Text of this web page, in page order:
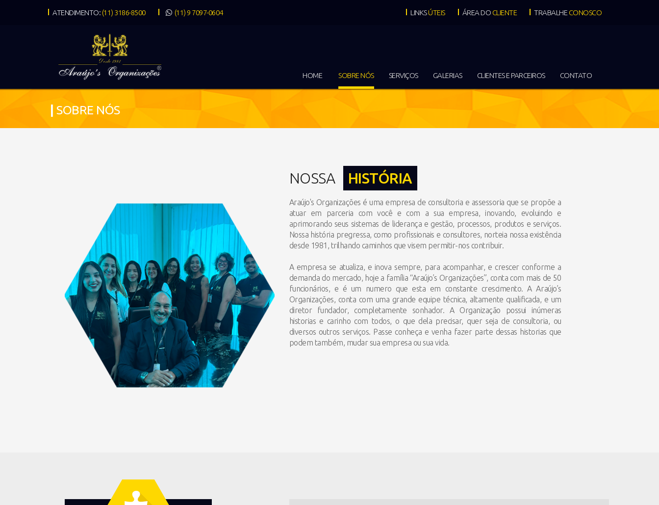
ATENDIMENTO: (11) 3186-8500 (11) 9 7097-0604 LINKSÚTEIS ÁREA DO CLIENTE TRABALHE CONOSCO
HOME SOBRE NÓS SERVIÇOS GALERIAS CLIENTES E PARCEIROS CONTATO
SOBRE NÓS
NOSSA HISTÓRIA
Araújo's Organizações é uma empresa de consultoria e assessoria que se propõe a
atuar em parceria com você e com a sua empresa, inovando, evoluindo e
aprimorando seus sistemas de liderança e gestão, processos, produtos e serviços.
Nossa história pregressa, como profissionais e consultores, norteia nossa existência
desde 1981, trilhando caminhos que visem permitir-nos contribuir.
A empresa se atualiza, e inova sempre, para acompanhar, e crescer conforme a
demanda do mercado, hoje a família “Araújo’s Organizações”, conta com mais de 50
funcionários, e é um numero que esta em constante crescimento. A Araújo’s
Organizações, conta com uma grande equipe técnica, altamente qualificada, e um
diretor fundador, completamente sonhador. A Organização possui inúmeras
historias e carinho com todos, o que dela precisar, quer seja de consultoria, ou
diversos outros serviços. Passe conheça e venha fazer parte dessas historias que
podem também, mudar sua empresa ou sua vida.